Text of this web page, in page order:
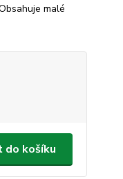
malé
do košíku